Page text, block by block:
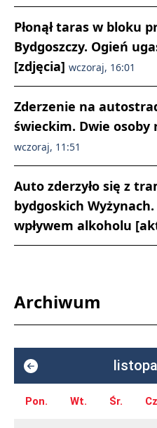
Płonął taras w bloku
Bydgoszczy. Ogień
[zdjęcia] wczoraj, 16:01
Zderzenie na
świeckim. Dwie
wczoraj, 11:51
Auto zderzyło się z
bydgoskich
wpływem alkoholu
Archiwum
Pon. Wt. Śr.